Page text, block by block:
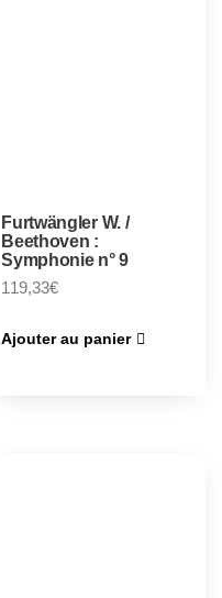
Furtwängler W. /
Beethoven :
Symphonie n° 9
119,33€
Ajouter au panier